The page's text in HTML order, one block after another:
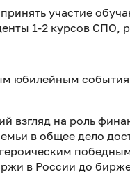
участие
1-2 курсов
юбилейным
взгляд на роль
в общее дело
в России до